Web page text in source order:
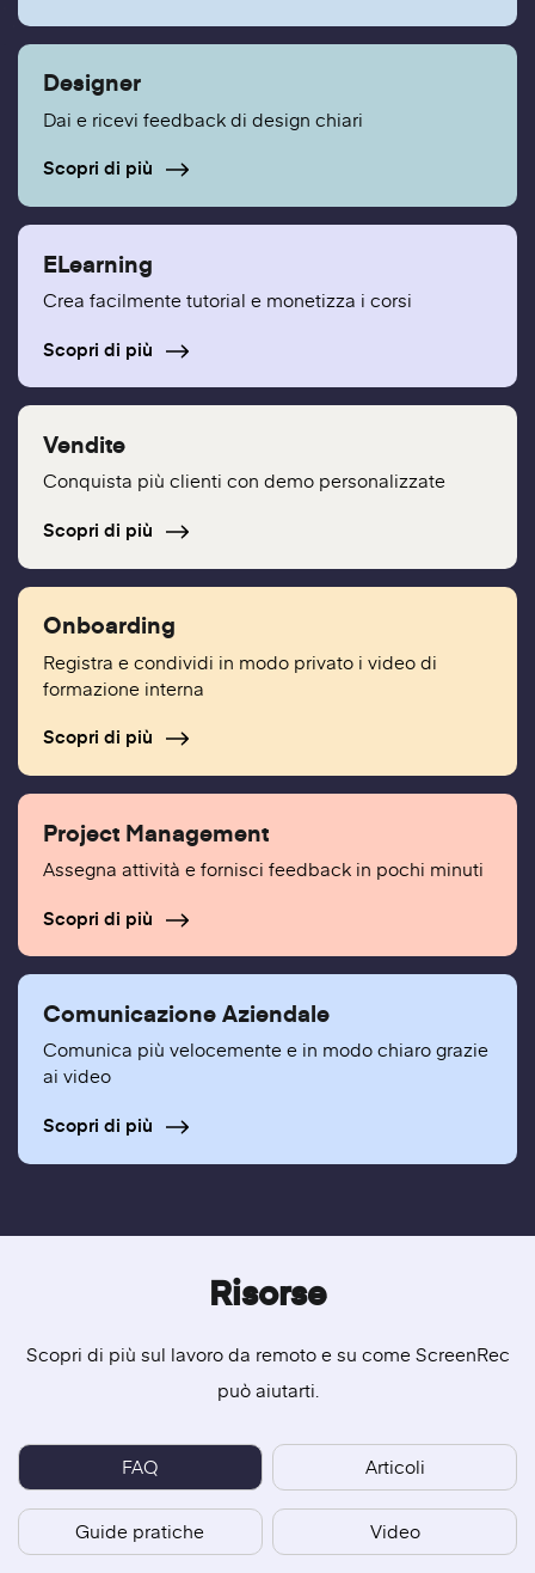
Designer
Dai e ricevi feedback di design chiari
Scopri di più
ELearning
Crea facilmente tutorial e monetizza i corsi
Scopri di più
Vendite
Conquista più clienti con demo personalizzate
Scopri di più
Onboarding
Registra e condividi in modo privato i video di
formazione interna
Scopri di più
Project Management
Assegna attività e fornisci feedback in pochi minuti
Scopri di più
Comunicazione Aziendale
Comunica più velocemente e in modo chiaro grazie
ai video
Scopri di più
Risorse
Scopri di più sul lavoro da remoto e su come ScreenRec
può aiutarti.
FAQ Articoli
Guide pratiche Video